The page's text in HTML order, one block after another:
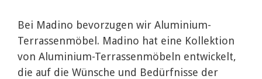
Bei Madino bevorzugen wir Aluminium-
Terrassenmöbel. Madino hat eine Kollektion
von Aluminium-Terrassenmöbeln entwickelt,
die auf die Wünsche und Bedürfnisse der